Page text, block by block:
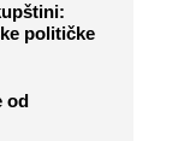
političke
od